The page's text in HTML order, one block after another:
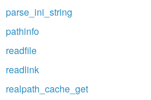
parse_ini_string
pathinfo
readfile
readlink
realpath_cache_get